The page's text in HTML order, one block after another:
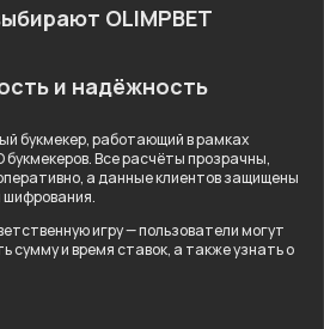
OLIMPBET
и надёжность
букмекер, работающий в рамках
Все расчёты прозрачны,
а данные клиентов защищены
игру — пользователи могут
сумму и время ставок, а также узнать о